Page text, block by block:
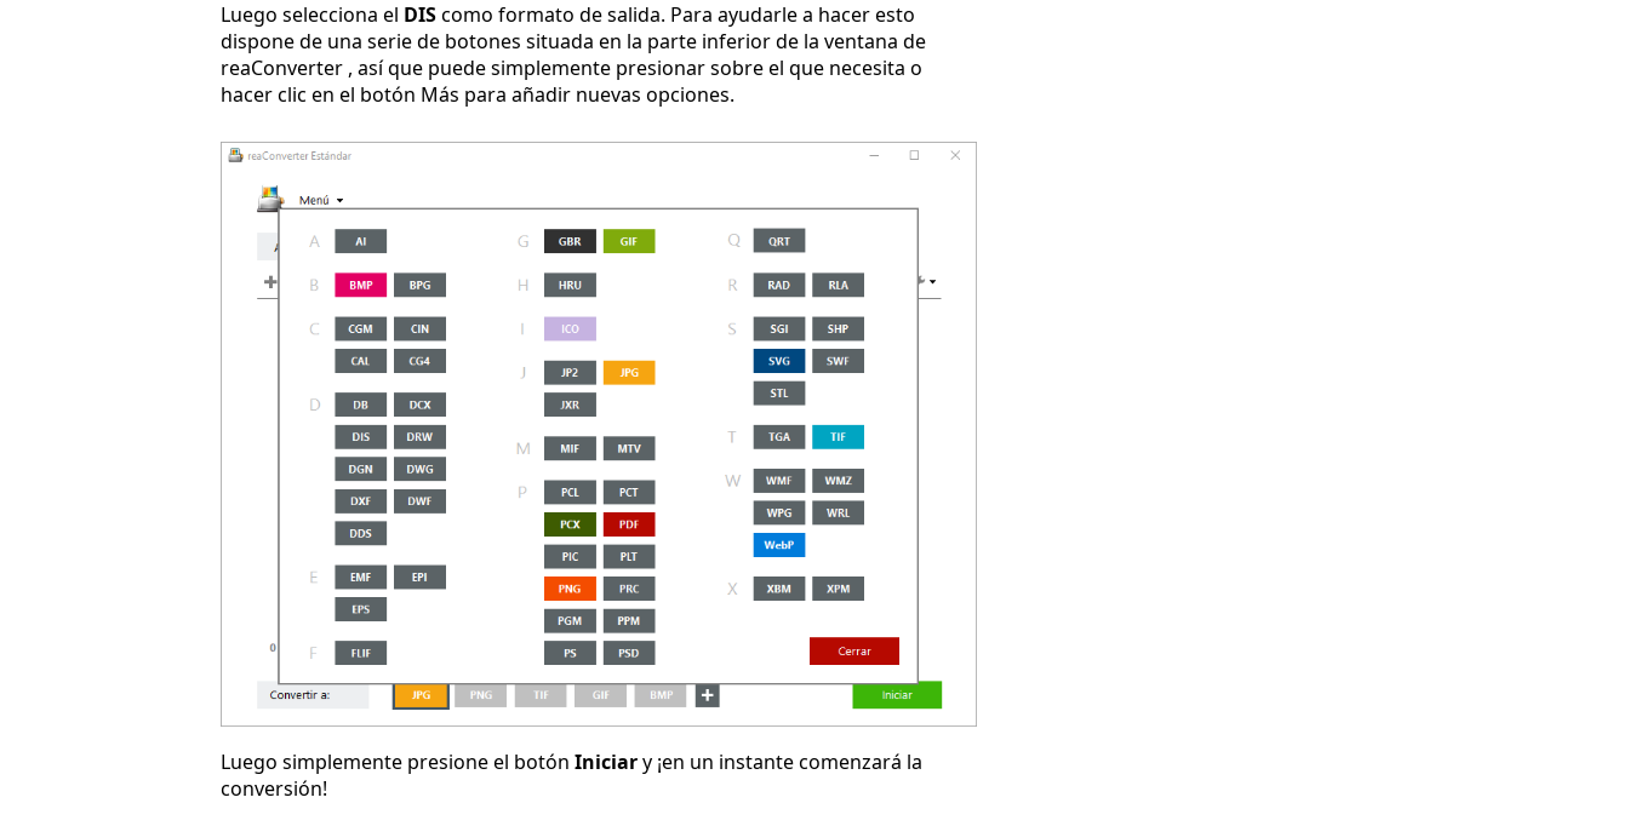
Luego selecciona el DIScomo formato de salida. Para ayudarle a hacer esto
dispone de una serie de botones situada en la parte inferior de la ventana de
reaConverter , así que puede simplemente presionar sobre el que necesita o
hacer clic en el botón Más para añadir nuevas opciones.
Luego simplemente presione el botón Iniciary ¡en un instante comenzará la
conversión!